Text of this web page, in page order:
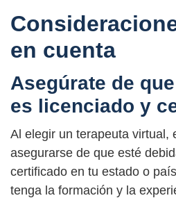
en cuenta
Asegúrate de
es licenciado y
Al elegir un terapeuta virtual,
asegurarse de que esté
certificado en tu estado o
tenga la formación y la